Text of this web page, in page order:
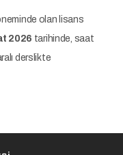
olan lisans
2026 tarihinde, saat
derslikte